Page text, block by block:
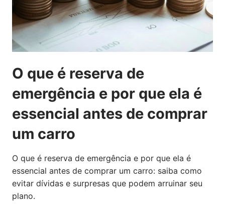
O que é reserva de
emergência e por que ela é
essencial antes de comprar
um carro
O que é reserva de emergência e por que ela é
essencial antes de comprar um carro: saiba como
evitar dívidas e surpresas que podem arruinar seu
plano.